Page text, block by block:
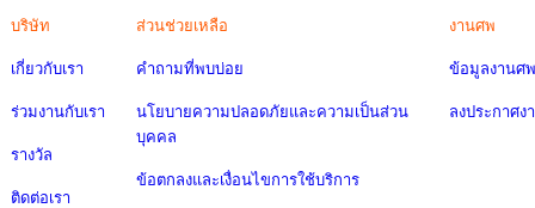
บริษัท
เกี่ยวกับเรา
ร่วมงานกับเรา
รางวัล
ติดต่อเรา
ส่วนช่วยเหลือ
คำถามที่พบบ่อย
นโยบายความปลอดภัยและความเป็นส่วน
บุคคล
ข้อตกลงและเงื่อนไขการใช้บริการ
งานศพ
ข้อมูลงานศพ
ลงประกาศง